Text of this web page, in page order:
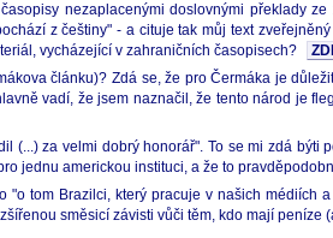
nezaplacenými doslovnými překlady
z češtiny" - a cituje tak můj text
vycházející v zahraničních časopisech?
článku)? Zdá se, že pro Čermáka je
vadí, že jsem naznačil, že tento národ je
(...) za velmi dobrý honorář". To se mi zdá býti
jednu americkou instituci, a že to
tom Brazilci, který pracuje v našich médiích
směsicí závisti vůči těm, kdo mají peníze